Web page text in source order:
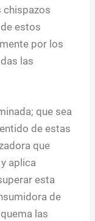
chispazos
estos
por los
las
que sea
de estas
que
aplica
esta
de
las